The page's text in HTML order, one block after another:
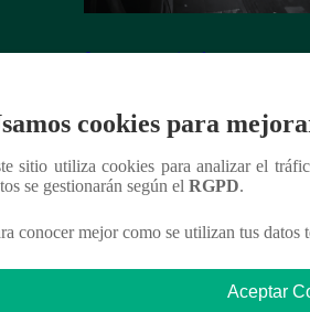
Joven es asesinada por su
cookies para
sitio utiliza cookies para analizar el
se gestionarán según el RGPD.
conocer mejor como se utilizan tus datos
Aceptar